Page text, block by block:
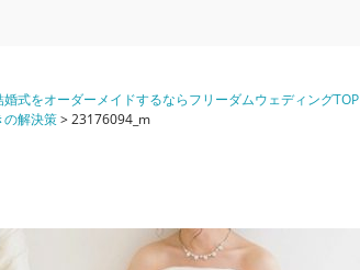
式をオーダーメイドするならフリーダムウェディングTOP
の解決策>23176094_m